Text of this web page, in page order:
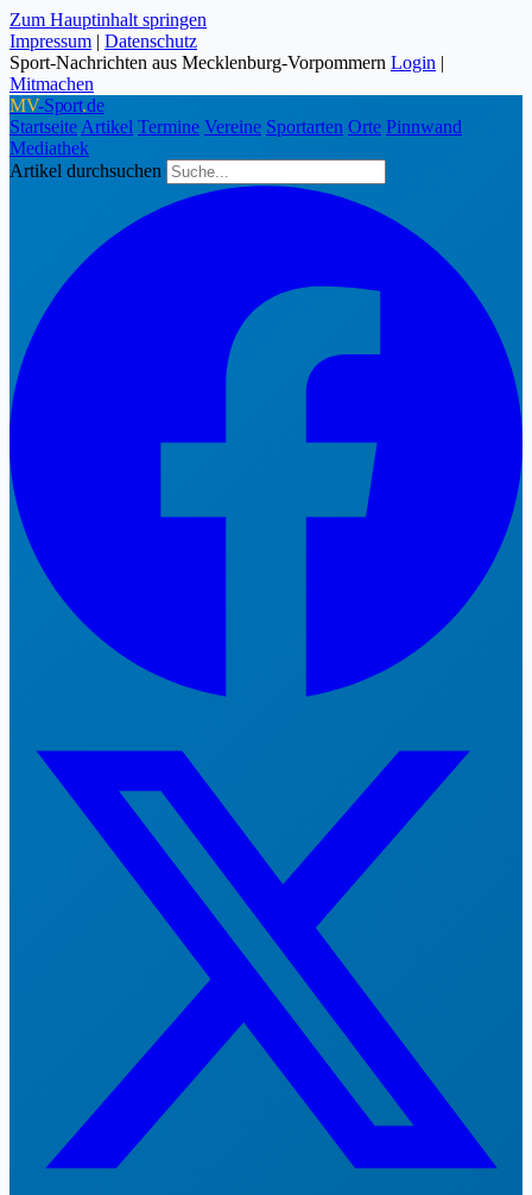
Zum Hauptinhalt springen
Impressum | Datenschutz
Sport-Nachrichten aus Mecklenburg-Vorpommern Login |
Mitmachen
MV-Sport.de
Startseite Artikel Termine Vereine Sportarten Orte Pinnwand
Mediathek
Artikel durchsuchen